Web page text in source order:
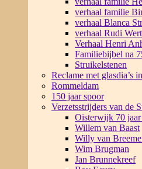
verhaal familie
verhaal Blanca
verhaal Rudi
Verhaal Henri
Familiebijbel na
Struikelstenen
Reclame met glasdia’s
Rommeldam
150 jaar spoor
Verzetsstrijders van de
Oisterwijk 70
Willem van Baast
Willy van
Wim Brugman
Jan Brunnekreef